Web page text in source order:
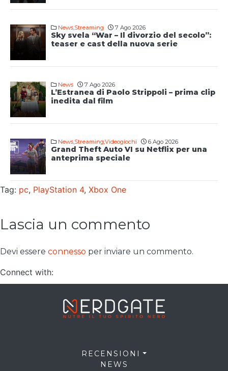
News,Streaming 7 Ago 2026
Sky svela “War – Il divorzio del secolo”:
teaser e cast della nuova serie
News 7 Ago 2026
L’Estranea di Paolo Strippoli – prima clip
inedita dal film
News,Streaming,Videogiochi 6 Ago 2026
Grand Theft Auto VI su Netflix per una
anteprima speciale
Tag: pc, PlayStation 4, Xbox One
Lascia un commento
Devi essere connesso per inviare un commento.
Connect with:
RECENSIONI
NEWS